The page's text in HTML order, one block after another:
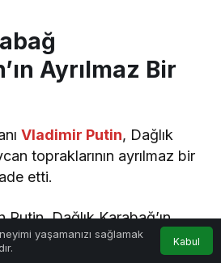
Ayrılmaz Bir
Vladimir Putin, Dağlık
topraklarının ayrılmaz bir
etti.
Putin, Dağlık Karabağ’ın
bölgenin
ayrılmaz bir parçası
yaşamanızı sağlamak
Kabul
Bildirimler
0